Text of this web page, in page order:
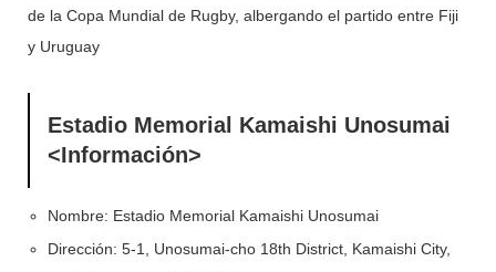
de la Copa Mundial de Rugby, albergando el partido entre Fiji
y Uruguay
Estadio Memorial Kamaishi Unosumai
<Información>
Nombre: Estadio Memorial Kamaishi Unosumai
Dirección: 5-1, Unosumai-cho 18th District, Kamaishi City,